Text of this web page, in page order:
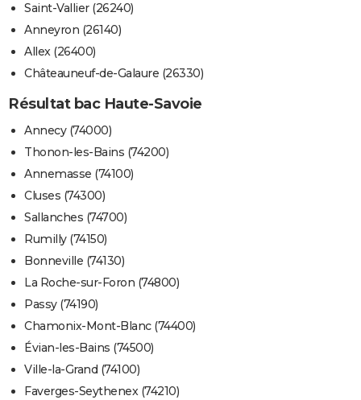
Saint-Vallier (26240)
Anneyron (26140)
Allex (26400)
Châteauneuf-de-Galaure (26330)
Résultat bac Haute-Savoie
Annecy (74000)
Thonon-les-Bains (74200)
Annemasse (74100)
Cluses (74300)
Sallanches (74700)
Rumilly (74150)
Bonneville (74130)
La Roche-sur-Foron (74800)
Passy (74190)
Chamonix-Mont-Blanc (74400)
Évian-les-Bains (74500)
Ville-la-Grand (74100)
Faverges-Seythenex (74210)